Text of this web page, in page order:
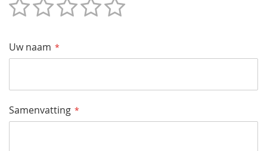
Uw naam
Samenvatting